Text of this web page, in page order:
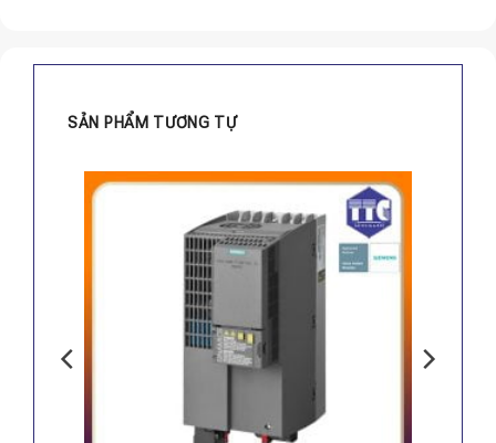
SẢN PHẨM TƯƠNG TỰ